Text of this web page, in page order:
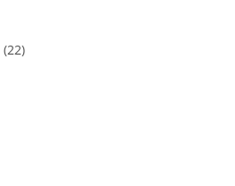
(22)